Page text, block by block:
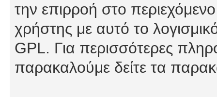
την επιρροή στο
χρήστης με αυτό το
GPL. Για περισσότερες
παρακαλούμε δείτε τα